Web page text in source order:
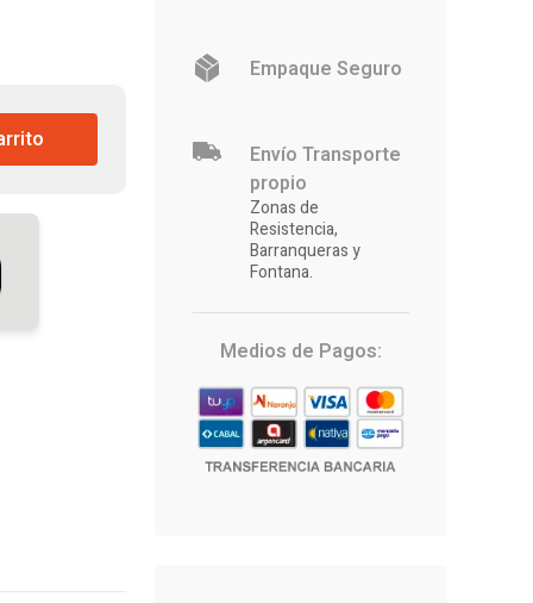
Empaque Seguro
Envío Transporte
propio
Zonas de
Resistencia,
Barranqueras y
Fontana.
Medios de Pagos: